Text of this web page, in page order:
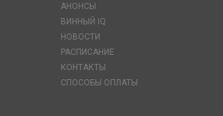
АНОНСЫ
ВИННЫЙ IQ
НОВОСТИ
РАСПИСАНИЕ
КОНТАКТЫ
СПОСОБЫ ОПЛАТЫ